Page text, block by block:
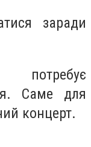
заради
Саме для
концерт.